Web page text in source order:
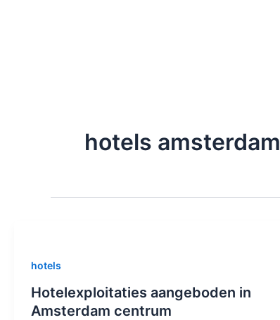
hotels amsterdam
hotels
Hotelexploitaties aangeboden in
Amsterdam centrum